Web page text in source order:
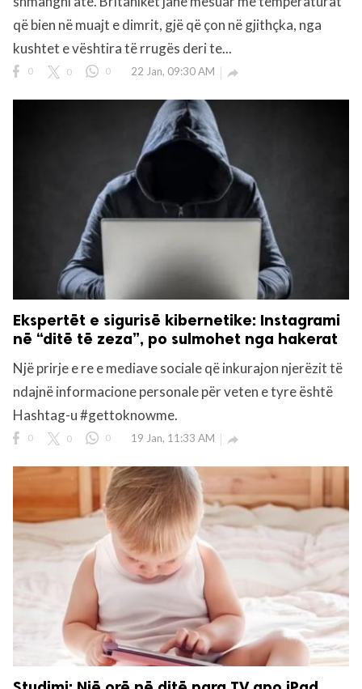
që bien në muajt e dimrit, gjë që çon në gjithçka, nga
kushtet e vështira të rrugës deri te...
0 0 0 22 Jan, 09:30 AM 
Ekspertët e sigurisë kibernetike: Instagrami
në “ditë të zeza”, po sulmohet nga hakerat
Një prirje e re e mediave sociale që inkurajon njerëzit të
ndajnë informacione personale për veten e tyre është
Hashtag-u #gettoknowme.
0 0 0 19 Jan, 11:33 AM 